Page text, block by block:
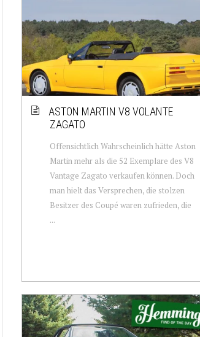
ASTON MARTIN V8 VOLANTE
ZAGATO
Offensichtlich Wahrscheinlich hätte Aston
Martin mehr als die 52 Exemplare des V8
Vantage Zagato verkaufen können. Doch
man hielt das Versprechen, die stolzen
Besitzer des Coupé waren zufrieden, die
...